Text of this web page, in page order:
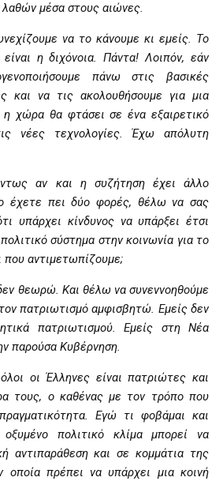
μέσα στους αιώνες.
να το κάνουμε κι εμείς. Το
η διχόνοια. Πάντα! Λοιπόν, εάν
πάνω στις βασικές
και να τις ακολουθήσουμε για μια
η χώρα θα φτάσει σε ένα εξαιρετικό
νέες τεχνολογίες. Έχω απόλυτη
αν και η συζήτηση έχει άλλο
έχετε πει δύο φορές, θέλω να σας
υπάρχει κίνδυνος να υπάρξει έτσι
σύστημα στην κοινωνία για το
που αντιμετωπίζουμε;
θεωρώ. Και θέλω να συνεννοηθούμε
πατριωτισμό αμφισβητώ. Εμείς δεν
πατριωτισμού. Εμείς στη Νέα
παρούσα Κυβέρνηση.
οι Έλληνες είναι πατριώτες και
τους, ο καθένας με τον τρόπο που
Εγώ τι φοβάμαι και
πολιτικό κλίμα μπορεί να
αντιπαράθεση και σε κομμάτια της
οποία πρέπει να υπάρχει μια κοινή